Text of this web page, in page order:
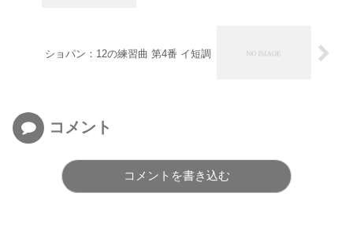
ショパン：12の練習曲 第4番 イ短調
コメント
コメントを書き込む